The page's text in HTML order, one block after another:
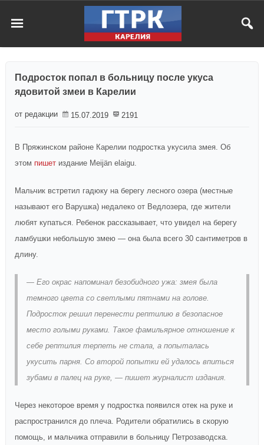
Подросток попал в больницу после укуса
ядовитой змеи в Карелии
от редакции 15.07.2019 2191
В Пряжинском районе Карелии подростка укусила змея. Об
этом пишет издание Meijän elaigu.
Мальчик встретил гадюку на берегу лесного озера (местные
называют его Варушка) недалеко от Ведлозера, где жители
любят купаться. Ребенок рассказывает, что увидел на берегу
ламбушки небольшую змею — она была всего 30 сантиметров в
длину.
— Его окрас напоминал безобидного ужа: змея была
темного цвета со светлыми пятнами на голове.
Подросток решил перенести рептилию в безопасное
место голыми руками. Такое фамильярное отношение к
себе рептилия терпеть не стала, а попыталась
укусить парня. Со второй попытки ей удалось впиться
зубами в палец на руке, — пишет журналист издания.
Через некоторое время у подростка появился отек на руке и
распространился до плеча. Родители обратились в скорую
помощь, и мальчика отправили в больницу Петрозаводска.